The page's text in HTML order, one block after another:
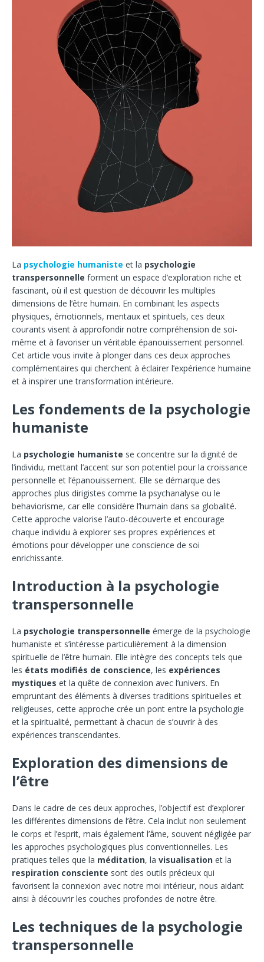
La psychologie humaniste et la psychologie
transpersonnelle forment un espace d’exploration riche et
fascinant, où il est question de découvrir les multiples
dimensions de l’être humain. En combinant les aspects
physiques, émotionnels, mentaux et spirituels, ces deux
courants visent à approfondir notre compréhension de soi-
même et à favoriser un véritable épanouissement personnel.
Cet article vous invite à plonger dans ces deux approches
complémentaires qui cherchent à éclairer l’expérience humaine
et à inspirer une transformation intérieure.
Les fondements de la psychologie
humaniste
La psychologie humaniste se concentre sur la dignité de
l’individu, mettant l’accent sur son potentiel pour la croissance
personnelle et l’épanouissement. Elle se démarque des
approches plus dirigistes comme la psychanalyse ou le
behaviorisme, car elle considère l’humain dans sa globalité.
Cette approche valorise l’auto-découverte et encourage
chaque individu à explorer ses propres expériences et
émotions pour développer une conscience de soi
enrichissante.
Introduction à la psychologie
transpersonnelle
La psychologie transpersonnelle émerge de la psychologie
humaniste et s’intéresse particulièrement à la dimension
spirituelle de l’être humain. Elle intègre des concepts tels que
les états modifiés de conscience, les expériences
mystiques et la quête de connexion avec l’univers. En
empruntant des éléments à diverses traditions spirituelles et
religieuses, cette approche crée un pont entre la psychologie
et la spiritualité, permettant à chacun de s’ouvrir à des
expériences transcendantes.
Exploration des dimensions de
l’être
Dans le cadre de ces deux approches, l’objectif est d’explorer
les différentes dimensions de l’être. Cela inclut non seulement
le corps et l’esprit, mais également l’âme, souvent négligée par
les approches psychologiques plus conventionnelles. Les
pratiques telles que la méditation, la visualisation et la
respiration consciente sont des outils précieux qui
favorisent la connexion avec notre moi intérieur, nous aidant
ainsi à découvrir les couches profondes de notre être.
Les techniques de la psychologie
transpersonnelle